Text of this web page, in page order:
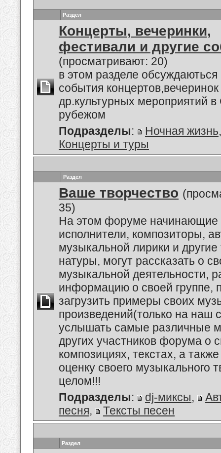
Раздел
Концерты, вечеринки,
фестивали и другие
(просматривают: 20)
в этом разделе
события
др.культурных мероприятий
рубежом
Подразделы: Ночная жизнь
Концерты и туры
Раздел
Ваше творчество
35)
На этом форуме начинающие
исполнители, композиторы,
музыкальной лирики и другие
натуры, могут рассказать о
музыкальной деятельности,
информацию о своей группе,
загрузить примеры своих
произведений(только на наш
услышать самые различные
других участников форума о
композициях, текстах, а
оценку своего музыкального
целом!!!
Подразделы: dj-миксы,
песня, Тексты песен
Раздел